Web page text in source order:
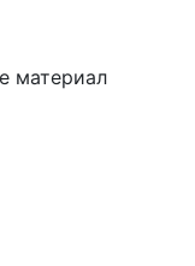
материал